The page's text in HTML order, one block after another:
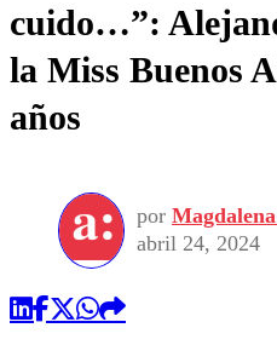
cuido…”:
la Miss Buenos
años
por
abril 24, 2024